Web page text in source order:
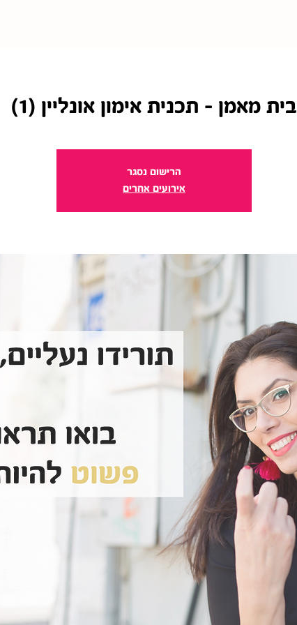
בית מאמן - תכנית אימון אונליין (1)
הרישום נסגר
אירועים אחרים